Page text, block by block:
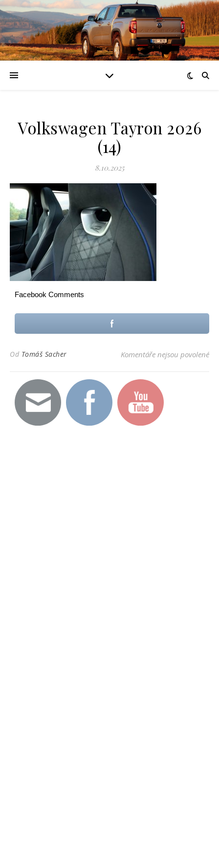
Volkswagen Tayron 2026
(14)
8.10.2025
Facebook Comments
Od Tomáš Sacher Komentáře nejsou povolenéu